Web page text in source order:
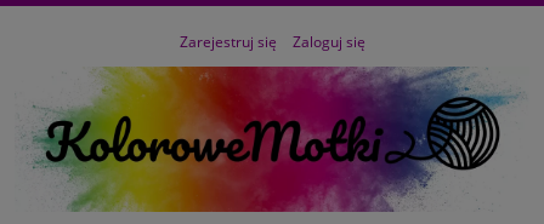
Zarejestruj się Zaloguj się